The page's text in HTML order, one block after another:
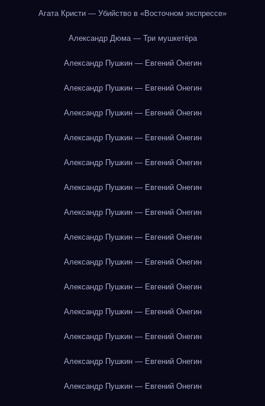
Агата Кристи — Убийство в «Восточном экспрессе»
Александр Дюма — Три мушкетёра
Александр Пушкин — Евгений Онегин
Александр Пушкин — Евгений Онегин
Александр Пушкин — Евгений Онегин
Александр Пушкин — Евгений Онегин
Александр Пушкин — Евгений Онегин
Александр Пушкин — Евгений Онегин
Александр Пушкин — Евгений Онегин
Александр Пушкин — Евгений Онегин
Александр Пушкин — Евгений Онегин
Александр Пушкин — Евгений Онегин
Александр Пушкин — Евгений Онегин
Александр Пушкин — Евгений Онегин
Александр Пушкин — Евгений Онегин
Александр Пушкин — Евгений Онегин